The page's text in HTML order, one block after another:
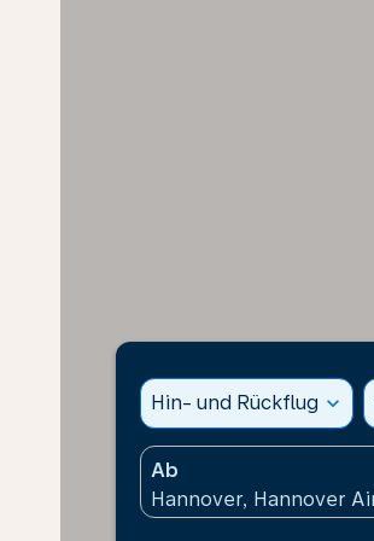
Hin- und Rückflug expand_more
Ab